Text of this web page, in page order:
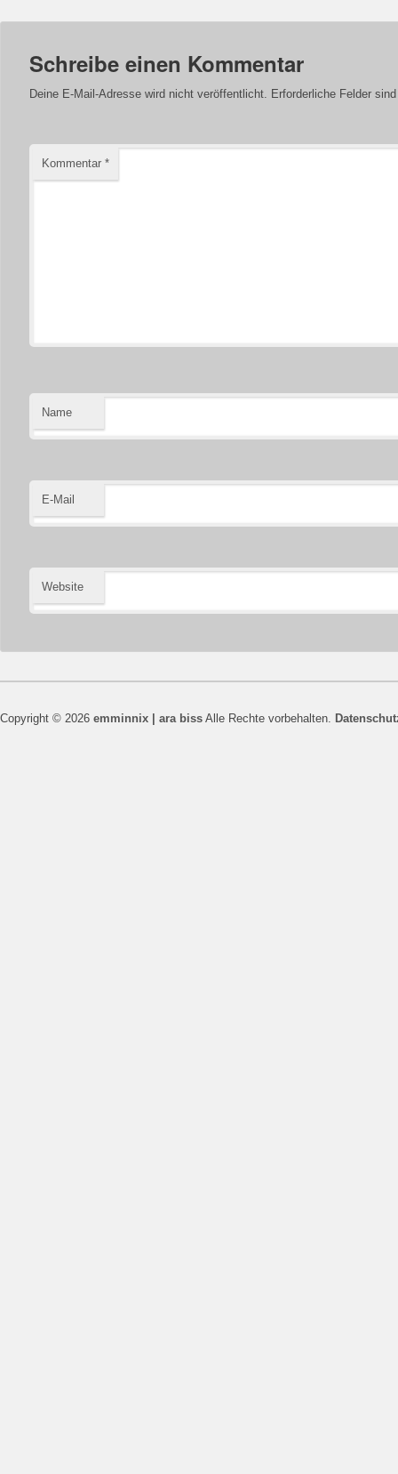
Schreibe einen Kommentar
Deine E-Mail-Adresse wird nicht veröffentlicht. Erforderliche Felder
Kommentar *
Name
E-Mail
Website
Copyright © 2026 emminnix | ara biss Alle Rechte vorbehalten.